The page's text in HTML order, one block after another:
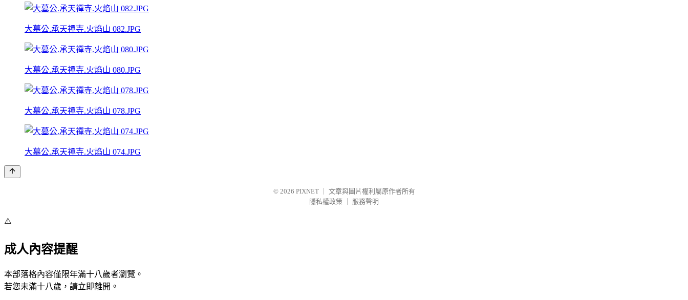
大墓公.承天禪寺.火焰山 082.JPG
大墓公.承天禪寺.火焰山 080.JPG
大墓公.承天禪寺.火焰山 078.JPG
大墓公.承天禪寺.火焰山 074.JPG
© 2026 PIXNET
文章與圖片權利屬原作者所有
隱私權政策
服務聲明
⚠️
成人內容提醒
本部落格內容僅限年滿十八歲者瀏覽。
若您未滿十八歲，請立即離開。